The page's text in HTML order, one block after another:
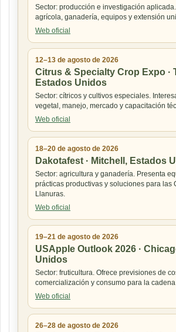
Sector: producción e investigación
agrícola, ganadería, equipos y extensión
Web oficial
12–13 de agosto de 2026
Citrus & Specialty Crop Expo ·
Estados Unidos
Sector: cítricos y cultivos especiales.
vegetal, manejo, mercado y capacitación
Web oficial
18–20 de agosto de 2026
Dakotafest · Mitchell, Estados
Sector: agricultura y ganadería. Presenta
prácticas productivas y soluciones para las
Llanuras.
Web oficial
19–21 de agosto de 2026
USApple Outlook 2026 ·
Unidos
Sector: fruticultura. Ofrece previsiones de
comercialización y consumo para la
Web oficial
26–28 de agosto de 2026